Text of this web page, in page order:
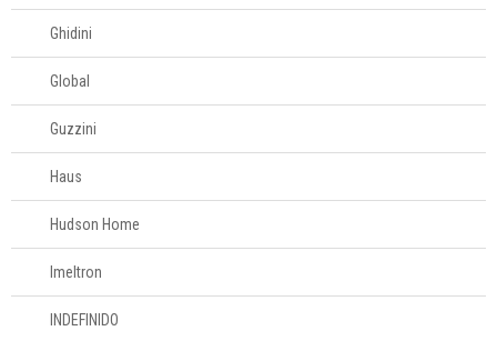
Ghidini
Global
Guzzini
Haus
Hudson Home
Imeltron
INDEFINIDO